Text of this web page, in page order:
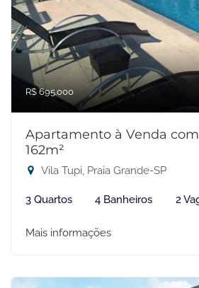
R$ 695.000
Apartamento à Venda
162m²
Vila Tupi, Praia Grande-SP
3 Quartos 4 Banheiros 2
Mais informações